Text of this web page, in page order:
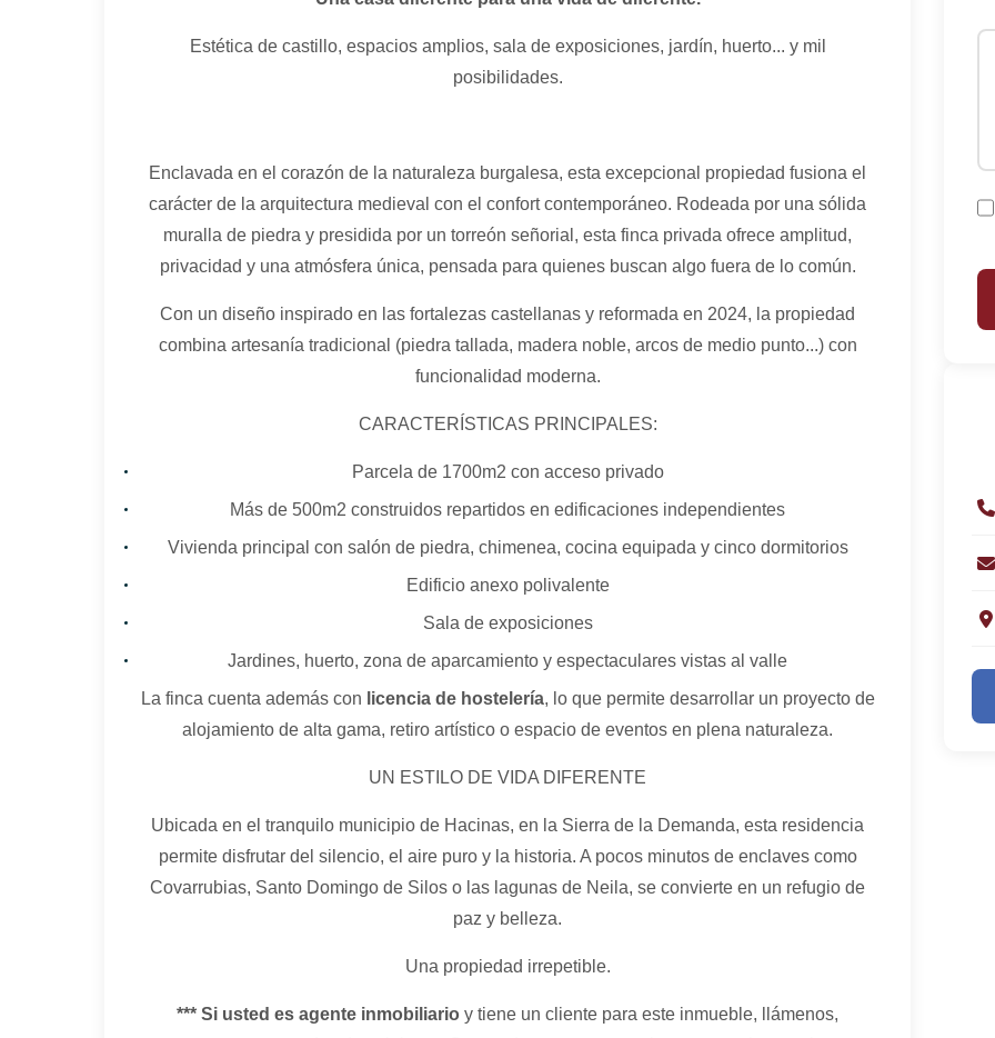
Estética de castillo, espacios amplios, sala de exposiciones, jardín, huerto... y mil
posibilidades.
Enclavada en el corazón de la naturaleza burgalesa, esta excepcional propiedad fusiona el
carácter de la arquitectura medieval con el confort contemporáneo. Rodeada por una sólida
muralla de piedra y presidida por un torreón señorial, esta finca privada ofrece amplitud,
privacidad y una atmósfera única, pensada para quienes buscan algo fuera de lo común.
Con un diseño inspirado en las fortalezas castellanas y reformada en 2024, la propiedad
combina artesanía tradicional (piedra tallada, madera noble, arcos de medio punto...) con
funcionalidad moderna.
CARACTERÍSTICAS PRINCIPALES:
Parcela de 1700m2 con acceso privado
Más de 500m2 construidos repartidos en edificaciones independientes
Vivienda principal con salón de piedra, chimenea, cocina equipada y cinco dormitorios
Edificio anexo polivalente
Sala de exposiciones
Jardines, huerto, zona de aparcamiento y espectaculares vistas al valle
La finca cuenta además con licencia de hostelería, lo que permite desarrollar un proyecto de
alojamiento de alta gama, retiro artístico o espacio de eventos en plena naturaleza.
UN ESTILO DE VIDA DIFERENTE
Ubicada en el tranquilo municipio de Hacinas, en la Sierra de la Demanda, esta residencia
permite disfrutar del silencio, el aire puro y la historia. A pocos minutos de enclaves como
Covarrubias, Santo Domingo de Silos o las lagunas de Neila, se convierte en un refugio de
paz y belleza.
Una propiedad irrepetible.
*** Si usted es agente inmobiliario y tiene un cliente para este inmueble, llámenos,